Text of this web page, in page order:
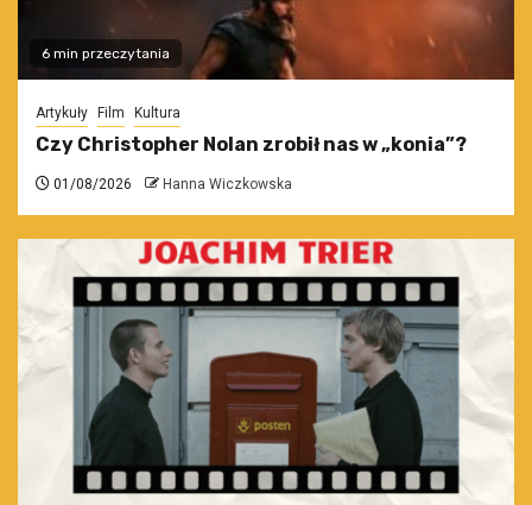
6 min przeczytania
Artykuły Film Kultura
Czy Christopher Nolan zrobił nas w „konia”?
01/08/2026 Hanna Wiczkowska